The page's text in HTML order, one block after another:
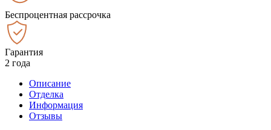
Беспроцентная рассрочка
Гарантия
2 года
Описание
Отделка
Информация
Отзывы